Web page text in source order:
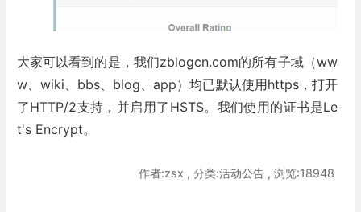
大家可以看到的是，我们zblogcn.com的所有子域（ww
w、wiki、bbs、blog、app）均已默认使用https，打开
了HTTP/2支持，并启用了HSTS。我们使用的证书是Le
t's Encrypt。
作者:zsx , 分类:活动公告 , 浏览:18948